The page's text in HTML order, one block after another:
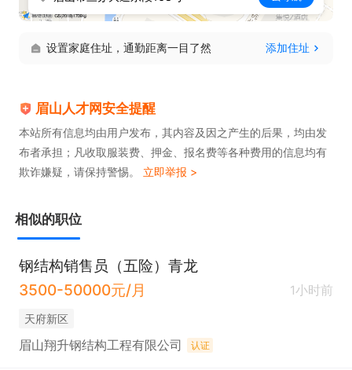
情请咨询招聘人员，实际领取薪资以具体工资为准！
设置家庭住址，通勤距离一目了然 添加住址
眉山人才网安全提醒
本站所有信息均由用户发布，其内容及因之产生的后果，均由发
布者承担；凡收取服装费、押金、报名费等各种费用的信息均有
欺诈嫌疑，请保持警惕。 立即举报 >
相似的职位
钢结构销售员（五险）青龙
3500-50000元/月
1小时前
天府新区
眉山翔升钢结构工程有限公司 认证